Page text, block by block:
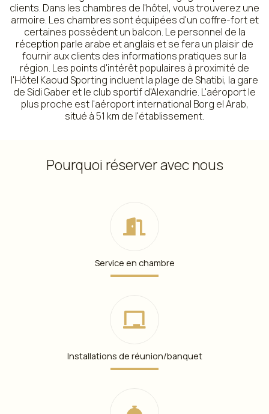
clients. Dans les chambres de l'hôtel, vous trouverez une
armoire. Les chambres sont équipées d'un coffre-fort et
certaines possèdent un balcon. Le personnel de la
réception parle arabe et anglais et se fera un plaisir de
fournir aux clients des informations pratiques sur la
région. Les points d'intérêt populaires à proximité de
l'Hôtel Kaoud Sporting incluent la plage de Shatibi, la gare
de Sidi Gaber et le club sportif d'Alexandrie. L'aéroport le
plus proche est l'aéroport international Borg el Arab,
situé à 51 km de l'établissement.
Pourquoi réserver avec nous
Service en chambre
Installations de réunion/banquet